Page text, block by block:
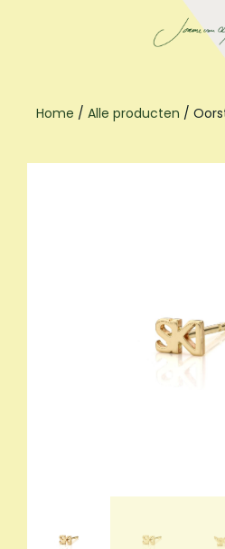
Home / Alle producten /